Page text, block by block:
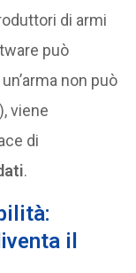
di armi
può
non può
viene
di
.
il